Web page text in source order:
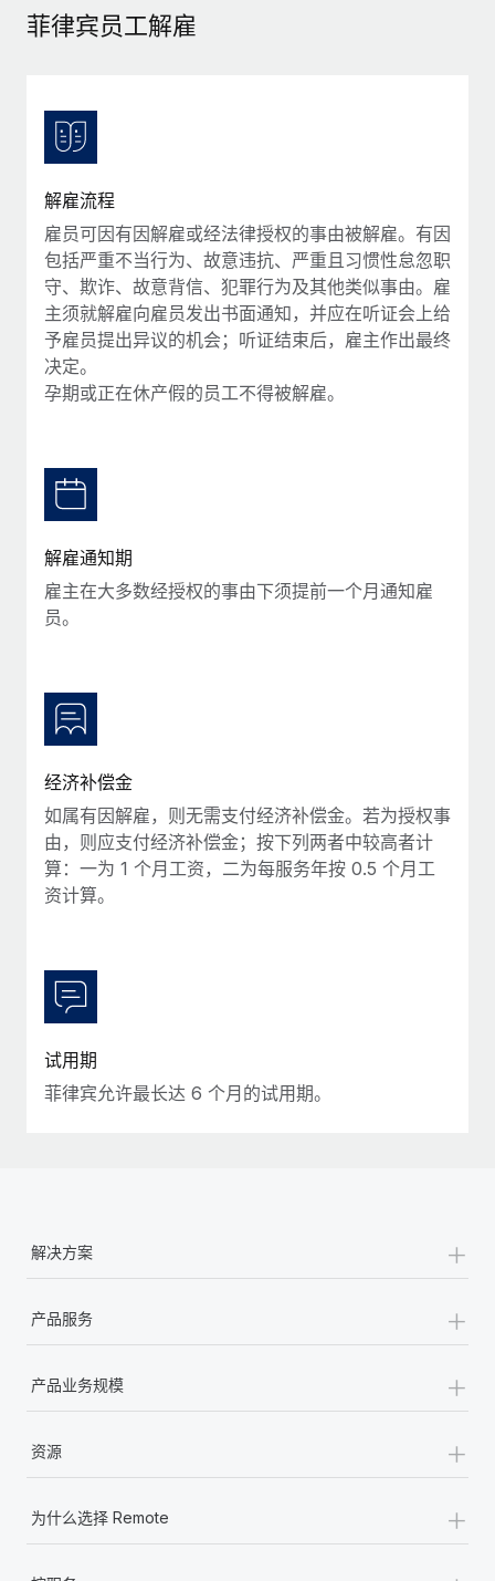
借助核心业务工具简化流程
咨询专家
获得全球人力资源与合规方面的专家帮助
背景调查
简化候选人筛选流程
合规守望台
防范合规风险
设备管理
在全球范围内配置和跟踪 IT 设备
快速建立合规实体
人员调配与搬迁
轻松搬迁员工
福利
轻松管理员工福利
Remote Build
集成与人工智能自动化咨询
活动
薪金与人才洞察
洞察中心
获得支持
查看全部资源
博客
Why owned entities are key to maintaining
EOR compliance
了解更多
What a Workday global payroll implementation
actually looks like
了解更多
한국어
菲律宾员工解雇
解雇流程
雇员可因有因解雇或经法律授权的事由被解雇。有因
包括严重不当行为、故意违抗、严重且习惯性怠忽职
守、欺诈、故意背信、犯罪行为及其他类似事由。雇
主须就解雇向雇员发出书面通知，并应在听证会上给
予雇员提出异议的机会；听证结束后，雇主作出最终
决定。
孕期或正在休产假的员工不得被解雇。
解雇通知期
雇主在大多数经授权的事由下须提前一个月通知雇
员。
经济补偿金
如属有因解雇，则无需支付经济补偿金。若为授权事
由，则应支付经济补偿金；按下列两者中较高者计
算：一为 1 个月工资，二为每服务年按 0.5 个月工
资计算。
试用期
菲律宾允许最长达 6 个月的试用期。
解决方案 +
产品服务 +
产品业务规模 +
资源 +
为什么选择 Remote +